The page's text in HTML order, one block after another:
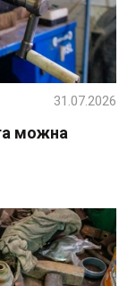
можна
31.07.2026